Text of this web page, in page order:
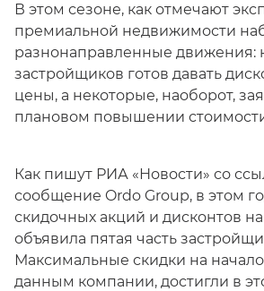
В этом сезоне, как отмечают
премиальной недвижимости
разнонаправленные движения:
застройщиков готов давать
цены, а некоторые, наоборот,
плановом повышении стоимости
Как пишут РИА «Новости» со
сообщение Ordo Group, в этом
скидочных акций и дисконтов
объявила пятая часть
Максимальные скидки на
данным компании, достигли в